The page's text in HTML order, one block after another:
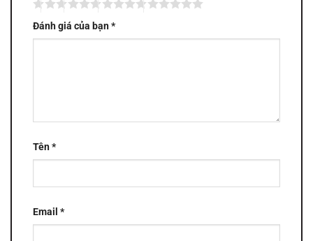
Đánh giá của bạn*
Tên*
Email *